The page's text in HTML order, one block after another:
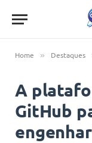
Home » Destaques
A
GitHub